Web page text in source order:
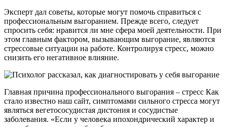
Эксперт дал советы, которые могут помочь справиться с
профессиональным выгоранием. Прежде всего, следует
спросить себя: нравится ли мне сфера моей деятельности. При
этом главным фактором, вызывающим выгорание, являются
стрессовые ситуации на работе. Контролируя стресс, можно
снизить его негативное влияние.
Главная причина профессионального выгорания – стресс Как
стало известно наш сайт, симптомами сильного стресса могут
являться вегетососудистая дистония и сосудистые
заболевания. «Если у человека ипохондрический характер и